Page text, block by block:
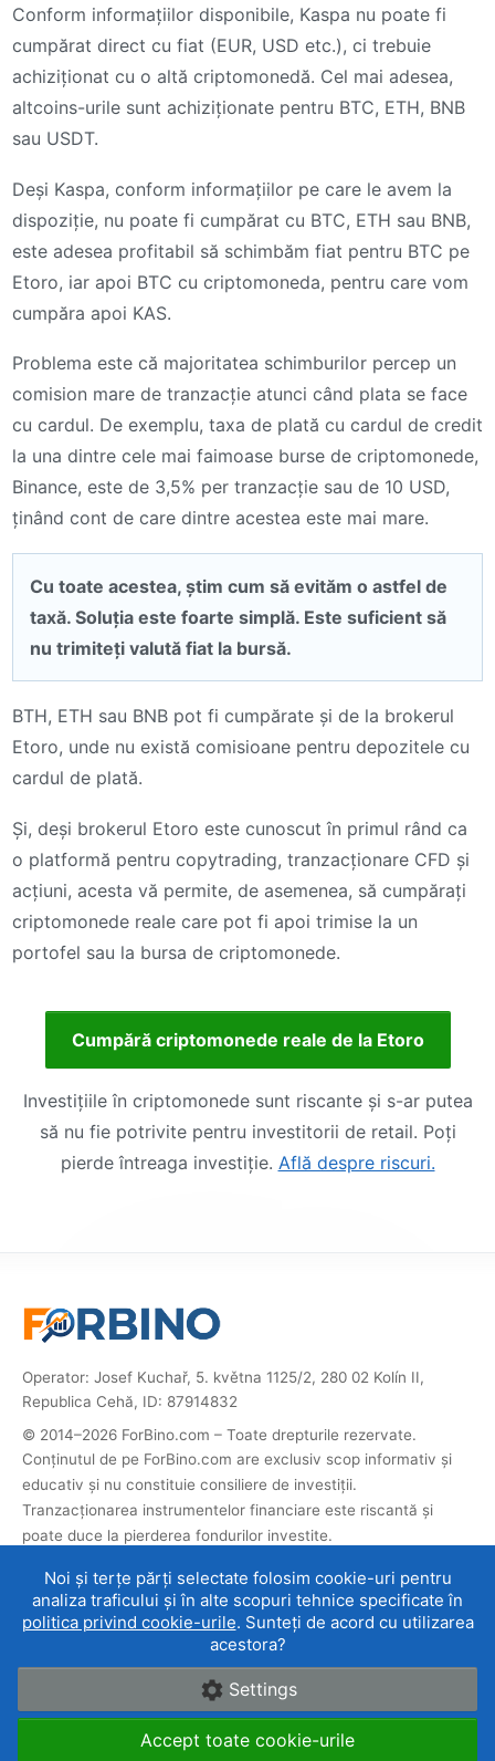
Conform informațiilor disponibile, Kaspa nu poate fi
cumpărat direct cu fiat (EUR, USD etc.), ci trebuie
achiziționat cu o altă criptomonedă. Cel mai adesea,
altcoins-urile sunt achiziționate pentru BTC, ETH, BNB
sau USDT.
Deși Kaspa, conform informațiilor pe care le avem la
dispoziție, nu poate fi cumpărat cu BTC, ETH sau BNB,
este adesea profitabil să schimbăm fiat pentru BTC pe
Etoro, iar apoi BTC cu criptomoneda, pentru care vom
cumpăra apoi KAS.
Problema este că majoritatea schimburilor percep un
comision mare de tranzacție atunci când plata se face
cu cardul. De exemplu, taxa de plată cu cardul de credit
la una dintre cele mai faimoase burse de criptomonede,
Binance, este de 3,5% per tranzacție sau de 10 USD,
ținând cont de care dintre acestea este mai mare.
Cu toate acestea, știm cum să evităm o astfel de
taxă. Soluția este foarte simplă. Este suficient să
nu trimiteți valută fiat la bursă.
BTH, ETH sau BNB pot fi cumpărate și de la brokerul
Etoro, unde nu există comisioane pentru depozitele cu
cardul de plată.
Și, deși brokerul Etoro este cunoscut în primul rând ca
o platformă pentru copytrading, tranzacționare CFD și
acțiuni, acesta vă permite, de asemenea, să cumpărați
criptomonede reale care pot fi apoi trimise la un
portofel sau la bursa de criptomonede.
Cumpără criptomonede reale de la Etoro
Investițiile în criptomonede sunt riscante și s-ar putea
să nu fie potrivite pentru investitorii de retail. Poți
pierde întreaga investiție. Află despre riscuri.
Operator: Josef Kuchař, 5. května 1125/2, 280 02 Kolín II,
Republica Cehă, ID: 87914832
© 2014–2026 ForBino.com – Toate drepturile rezervate.
Conținutul de pe ForBino.com are exclusiv scop informativ și
educativ și nu constituie consiliere de investiții.
Tranzacționarea instrumentelor financiare este riscantă și
poate duce la pierderea fondurilor investite.
primim un comision care ne permite să operăm și să dezvoltăm
site-ul. Acest lucru nu afectează prețul serviciului pentru dvs.,
iar parteneriatele afiliate nu influențează
brokerilor.
Despre noi | Contact | Termeni de utilizare |
Cookie-
uri și protecția datelor
Noi și terțe părți selectate folosim cookie-uri pentru
analiza traficului și în alte scopuri tehnice specificate în
politica privind cookie-urile. Sunteți de acord cu utilizarea
acestora?
Settings
Accept toate cookie-urile